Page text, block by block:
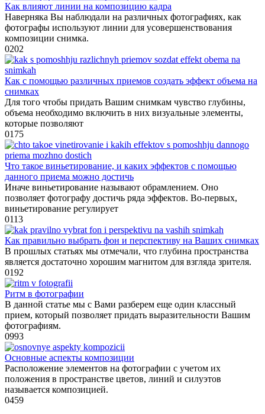
Как влияют линии на композицию кадра
Наверняка Вы наблюдали на различных фотографиях, как
фотографы используют линии для усовершенствования
композиции снимка.
0202
Как с помощью различных приемов создать эффект объема на
снимках
Для того чтобы придать Вашим снимкам чувство глубины,
объема необходимо включить в них визуальные элементы,
которые позволяют
0175
Что такое виньетирование, и каких эффектов с помощью
данного приема можно достичь
Иначе виньетирование называют обрамлением. Оно
позволяет фотографу достичь ряда эффектов. Во-первых,
виньетирование регулирует
0113
Как правильно выбрать фон и перспективу на Ваших снимках
В прошлых статьях мы отмечали, что глубина пространства
является достаточно хорошим магнитом для взгляда зрителя.
0192
Ритм в фотографии
В данной статье мы с Вами разберем еще один классный
прием, который позволяет придать выразительности Вашим
фотографиям.
0993
Основные аспекты композиции
Расположение элементов на фотографии с учетом их
положения в пространстве цветов, линий и силуэтов
называется композицией.
0459